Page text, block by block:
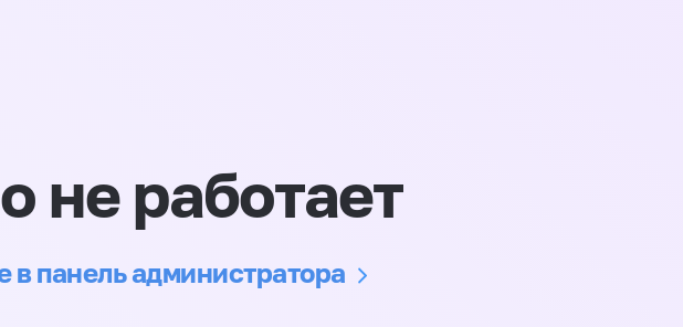
не работает
в панель администратора